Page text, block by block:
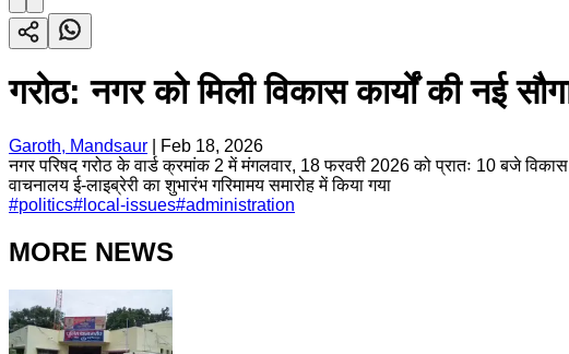
गरोठ: नगर को मिली विकास कार्यों की नई
Garoth, Mandsaur
Feb 18, 2026
नगर परिषद गरोठ के वार्ड क्रमांक 2 में मंगलवार, 18 फरवरी 2026 को प्रातः 10 बजे विकास
वाचनालय ई-लाइब्रेरी का शुभारंभ गरिमामय समारोह में किया गया
#politics# local-issues#administration
MORE NEWS